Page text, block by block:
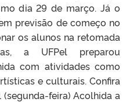
dia 29 de março. Já o
previsão de começo no
os alunos na retomada
a UFPel preparou
com atividades como
e culturais. Confira
feira) Acolhida a